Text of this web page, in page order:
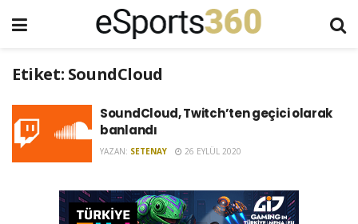
Etiket: SoundCloud
SoundCloud, Twitch’ten geçici olarak
banlandı
YAZAN: SETENAY 26 EYLÜL 2020